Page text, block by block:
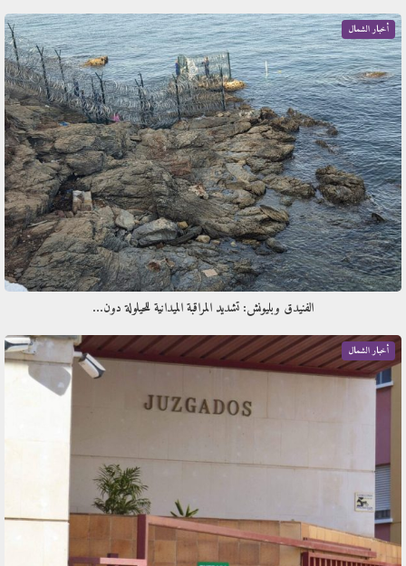
أخبار الشمال
الفنيدق وبليونش: تشديد المراقبة الميدانية للحيلولة دون…
أخبار الشمال